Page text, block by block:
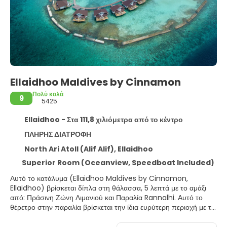
Ellaidhoo Maldives by Cinnamon
9
Πολύ καλά
5425
Ellaidhoo - Στα 111,8 χιλιόμετρα από το κέντρο
ΠΛΗΡΗΣ ΔΙΑΤΡΟΦΗ
North Ari Atoll (Alif Alif), Ellaidhoo
Superior Room (Oceanview, Speedboat Included)
Αυτό το κατάλυμα (Ellaidhoo Maldives by Cinnamon,
Ellaidhoo) βρίσκεται δίπλα στη θάλασσα, 5 λεπτά με το αμάξι
από: Πράσινη Ζώνη Λιμανιού και Παραλία Rannalhi. Αυτό το
θέρετρο στην παραλία βρίσκεται την ίδια ευρύτερη περιοχή με τα